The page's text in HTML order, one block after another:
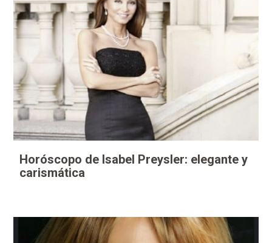
Horóscopo de Isabel Preysler: elegante y
carismática